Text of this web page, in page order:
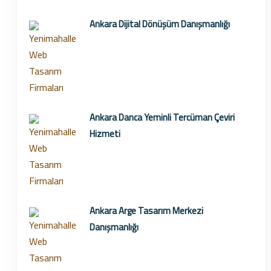
Ankara Dijital Dönüşüm Danışmanlığı
Ankara Danca Yeminli Tercüman Çeviri
Hizmeti
Ankara Arge Tasarım Merkezi
Danışmanlığı